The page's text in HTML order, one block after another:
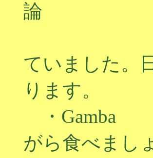
論
ていました。
ります。
・Gamba
がら食べまし